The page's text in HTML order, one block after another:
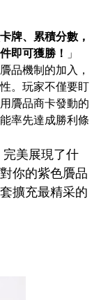
牌、累積分數，
即可獲勝！ 」
品機制的加入，
。玩家不僅要盯
贗品商卡發動的
率先達成勝利條
完美展現了什
你的紫色贗品
擴充最精采的